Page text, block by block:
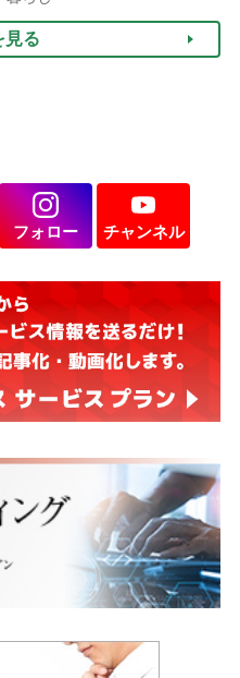
見る
フォロー チャンネル